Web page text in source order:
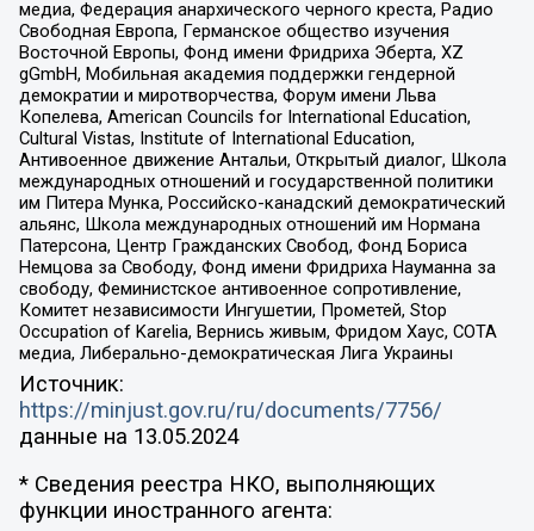
медиа, Федерация анархического черного креста, Радио
Свободная Европа, Германское общество изучения
Восточной Европы, Фонд имени Фридриха Эберта, XZ
gGmbH, Мобильная академия поддержки гендерной
демократии и миротворчества, Форум имени Льва
Копелева, American Councils for International Education,
Cultural Vistas, Institute of International Education,
Антивоенное движение Антальи, Открытый диалог, Школа
международных отношений и государственной политики
им Питера Мунка, Российско-канадский демократический
альянс, Школа международных отношений им Нормана
Патерсона, Центр Гражданских Свобод, Фонд Бориса
Немцова за Свободу, Фонд имени Фридриха Науманна за
свободу, Феминистское антивоенное сопротивление,
Комитет независимости Ингушетии, Прометей, Stop
Occupation of Karelia, Вернись живым, Фридом Хаус, СОТА
медиа, Либерально-демократическая Лига Украины
Источник:
https://minjust.gov.ru/ru/documents/7756/
данные на 13.05.2024
* Сведения реестра НКО, выполняющих
функции иностранного агента: